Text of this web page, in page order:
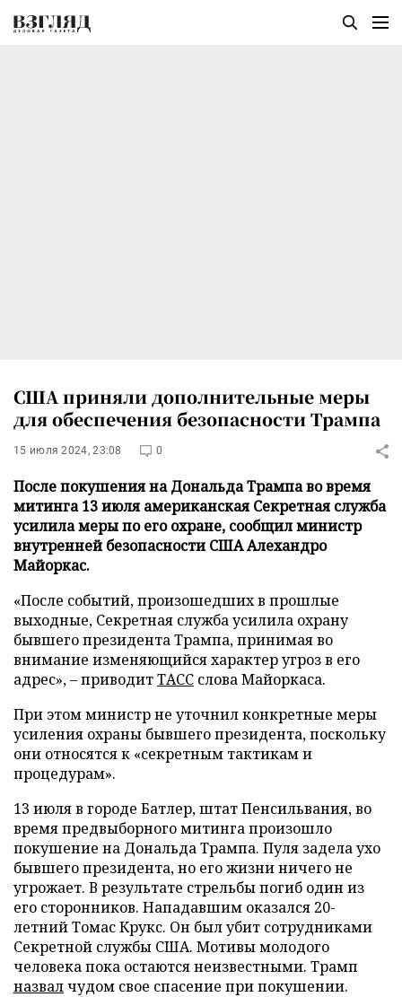
США приняли дополнительные меры
для обеспечения безопасности Трампа
15 июля 2024, 23:08 0
После покушения на Дональда Трампа во время
митинга 13 июля американская Секретная служба
усилила меры по его охране, сообщил министр
внутренней безопасности США Алехандро
Майоркас.
«После событий, произошедших в прошлые
выходные, Секретная служба усилила охрану
бывшего президента Трампа, принимая во
внимание изменяющийся характер угроз в его
адрес», – приводитТАСС слова Майоркаса.
При этом министр не уточнил конкретные меры
усиления охраны бывшего президента, поскольку
они относятся к «секретным тактикам и
процедурам».
13 июля в городе Батлер, штат Пенсильвания, во
время предвыборного митинга произошло
покушение на Дональда Трампа. Пуля задела ухо
бывшего президента, но его жизни ничего не
угрожает. В результате стрельбы погиб один из
его сторонников. Нападавшим оказался 20-
летний Томас Крукс. Он был убит сотрудниками
Секретной службы США. Мотивы молодого
человека пока остаются неизвестными. Трамп
назвалчудом свое спасение при покушении.